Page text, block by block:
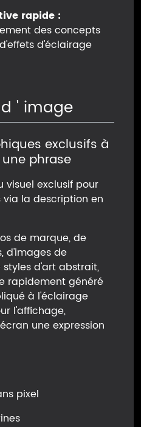
rapide :
des concepts
d'éclairage
' image
exclusifs à
phrase
visuel exclusif pour
via la description en
de marque, de
d'images de
d'art abstrait,
rapidement généré
à l'éclairage
l'affichage,
une expression
pixel